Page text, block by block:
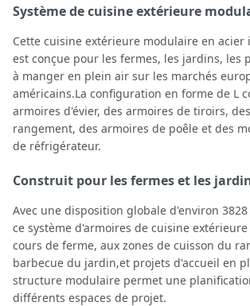
Système de cuisine extérieure
Cette cuisine extérieure modulaire en acier
est conçue pour les fermes, les jardins, les
à manger en plein air sur les marchés
américains.La configuration en forme de L
armoires d'évier, des armoires de tiroirs,
rangement, des armoires de poêle et des
de réfrigérateur.
Construit pour les fermes et les
Avec une disposition globale d'environ
ce système d'armoires de cuisine
cours de ferme, aux zones de cuisson du
barbecue du jardin,et projets d'accueil en
structure modulaire permet une
différents espaces de projet.